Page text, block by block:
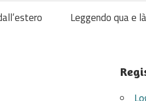
Leggendo qua e là